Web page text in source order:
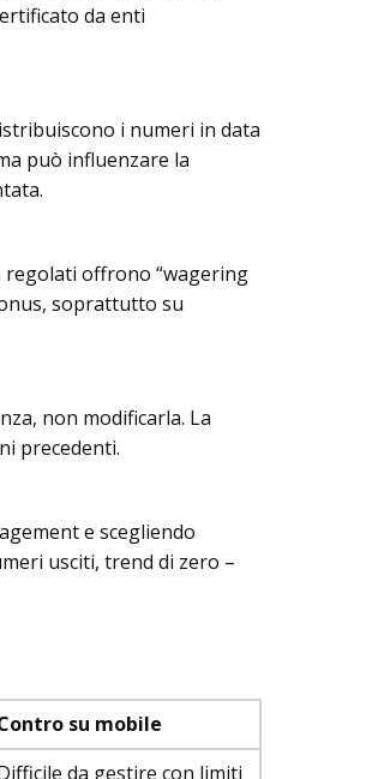
da enti
i numeri in data
può influenzare la
regolati offrono “wagering
soprattutto su
non modificarla. La
precedenti.
e scegliendo
usciti, trend di zero –
su mobile
da gestire con limiti